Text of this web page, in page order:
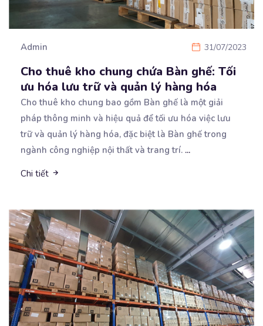
Admin 31/07/2023
Cho thuê kho chung chứa Bàn ghế: Tối
ưu hóa lưu trữ và quản lý hàng hóa
Cho thuê kho chung bao gồm Bàn ghế là một giải
pháp thông minh và hiệu quả để tối ưu hóa việc lưu
trữ và quản lý hàng hóa, đặc biệt là Bàn ghế trong
ngành công nghiệp nội thất và trang trí. ...
Chi tiết